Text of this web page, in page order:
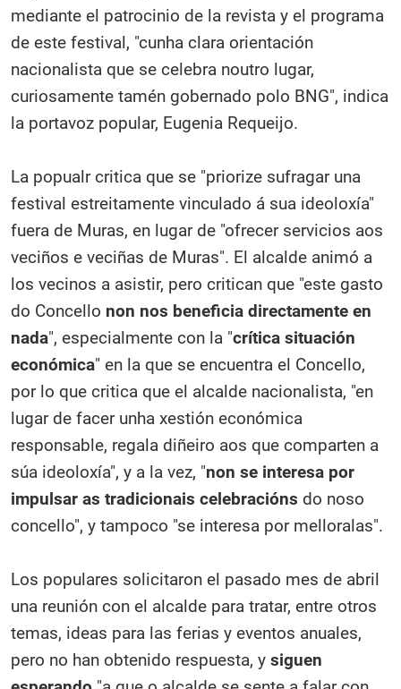
mediante el patrocinio de la revista y el programa
de este festival, "cunha clara orientación
nacionalista que se celebra noutro lugar,
curiosamente tamén gobernado polo BNG", indica
la portavoz popular, Eugenia Requeijo.
La popualr critica que se "priorize sufragar una
festival estreitamente vinculado á sua ideoloxía"
fuera de Muras, en lugar de "ofrecer servicios aos
veciños e veciñas de Muras". El alcalde animó a
los vecinos a asistir, pero critican que "este gasto
do Concello non nos beneficia directamente en
nada", especialmente con la "crítica situación
económica" en la que se encuentra el Concello,
por lo que critica que el alcalde nacionalista, "en
lugar de facer unha xestión económica
responsable, regala diñeiro aos que comparten a
súa ideoloxía", y a la vez, "non se interesa por
impulsar as tradicionais celebracións do noso
concello", y tampoco "se interesa por melloralas".
Los populares solicitaron el pasado mes de abril
una reunión con el alcalde para tratar, entre otros
temas, ideas para las ferias y eventos anuales,
pero no han obtenido respuesta, y siguen